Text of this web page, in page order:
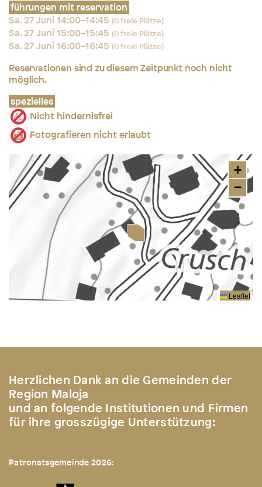
führungen mit reservation
Sa. 27 Juni 14:00–14:45 (0 freie Plätze)
Sa. 27 Juni 15:00–15:45 (0 freie Plätze)
Sa. 27 Juni 16:00–16:45 (0 freie Plätze)
Reservationen sind zu diesem Zeitpunkt noch nicht
möglich.
spezielles
Nicht hindernisfrei
Fotografieren nicht erlaubt
+
−
Leaflet
Herzlichen Dank an die Gemeinden der
Region Maloja
und an folgende Institutionen und Firmen
für ihre grosszügige Unterstützung:
Patronatsgemeinde 2026: